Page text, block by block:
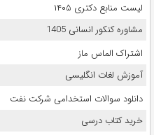
لیست منابع دکتری ۱۴۰۵
مشاوره کنکور انسانی 1405
اشتراک الماس ماز
آموزش لغات انگلیسی
دانلود سوالات استخدامی شرکت نفت
خرید کتاب درسی